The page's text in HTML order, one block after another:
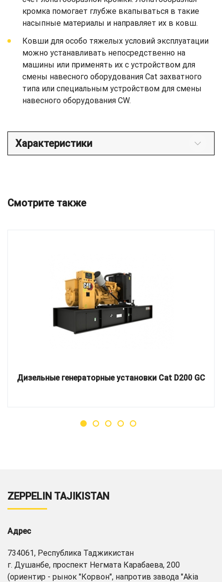
кромка помогает глубже вкапываться в такие
насыпные материалы и направляет их в ковш.
Ковши для особо тяжелых условий эксплуатации
можно устанавливать непосредственно на
машины или применять их с устройством для
смены навесного оборудования Cat захватного
типа или специальным устройством для смены
навесного оборудования CW.
Характеристики
Смотрите также
Дизельные генераторные установки Cat D200 GC
ZEPPELIN TAJIKISTAN
Адрес
734061, Республика Таджикистан
г. Душанбе, проспект Негмата Карабаева, 200
(ориентир - рынок "Корвон", напротив завода "Akia